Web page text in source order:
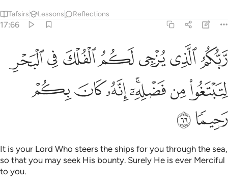
Tafsirs Lessons Reflections
17:66
ربكم الذي يزجي لكم الفلك في البحر لتبتغوا من فضله انه كان بكم
رَّبُّكُمُ ٱلَّذِى يُزْجِى لَكُمُ ٱلْفُلْكَ فِى ٱلْبَحْرِ لِتَبْتَغُوا۟ مِن فَضْلِهِۦٓ ۚ إِنَّهُۥ
ﲾﲿﳀﳁﳂﳃﳄ
ﳅﳆﳇﳈﳉﳊﳋ
ﳌﳍ
It is your Lord Who steers the ships for you through the sea,
so that you may seek His bounty. Surely He is ever Merciful
to you.